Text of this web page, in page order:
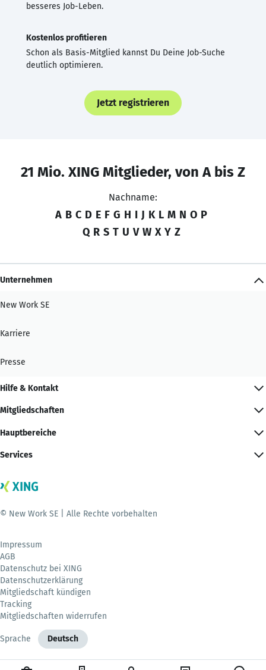
besseres Job-Leben.
Kostenlos profitieren
Schon als Basis-Mitglied kannst Du Deine Job-Suche
deutlich optimieren.
Jetzt registrieren
21 Mio. XING Mitglieder, von A bis Z
Nachname:
A B C D E F G H I J K L M N O P
Q R S T U V W X Y Z
Unternehmen
New Work SE
Karriere
Presse
Hilfe & Kontakt
Mitgliedschaften
Hauptbereiche
Services
© New Work SE | Alle Rechte vorbehalten
Impressum
AGB
Datenschutz bei XING
Datenschutzerklärung
Mitgliedschaft kündigen
Tracking
Mitgliedschaften widerrufen
Sprache Deutsch